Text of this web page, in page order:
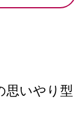
思いやり型